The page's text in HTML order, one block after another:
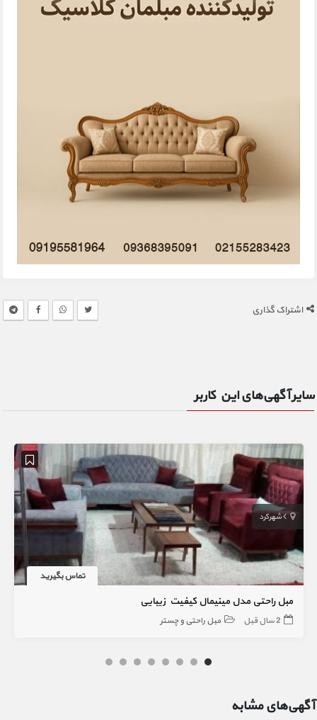
اشتراک گذاری
سایر آگهی‌های این کاربر
شهرکرد
تماس بگیرید
مبل راحتی مدل مینیمال کیفیت زیبایی
2 سال قبل مبل راحتی و چستر
آگهی‌های مشابه